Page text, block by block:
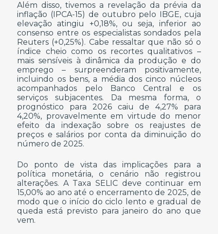
Além disso, tivemos a revelação da prévia da
inflação (IPCA-15) de outubro pelo IBGE, cuja
elevação atingiu +0,18%, ou seja, inferior ao
consenso entre os especialistas sondados pela
Reuters (+0,25%). Cabe ressaltar que não só o
índice cheio como os recortes qualitativos –
mais sensíveis à dinâmica da produção e do
emprego – surpreenderam positivamente,
incluindo os bens, a média dos cinco núcleos
acompanhados pelo Banco Central e os
serviços subjacentes. Da mesma forma, o
prognóstico para 2026 caiu de 4,27% para
4,20%, provavelmente em virtude do menor
efeito da indexação sobre os reajustes de
preços e salários por conta da diminuição do
número de 2025.
Do ponto de vista das implicações para a
política monetária, o cenário não registrou
alterações. A Taxa SELIC deve continuar em
15,00% ao ano até o encerramento de 2025, de
modo que o início do ciclo lento e gradual de
queda está previsto para janeiro do ano que
vem.